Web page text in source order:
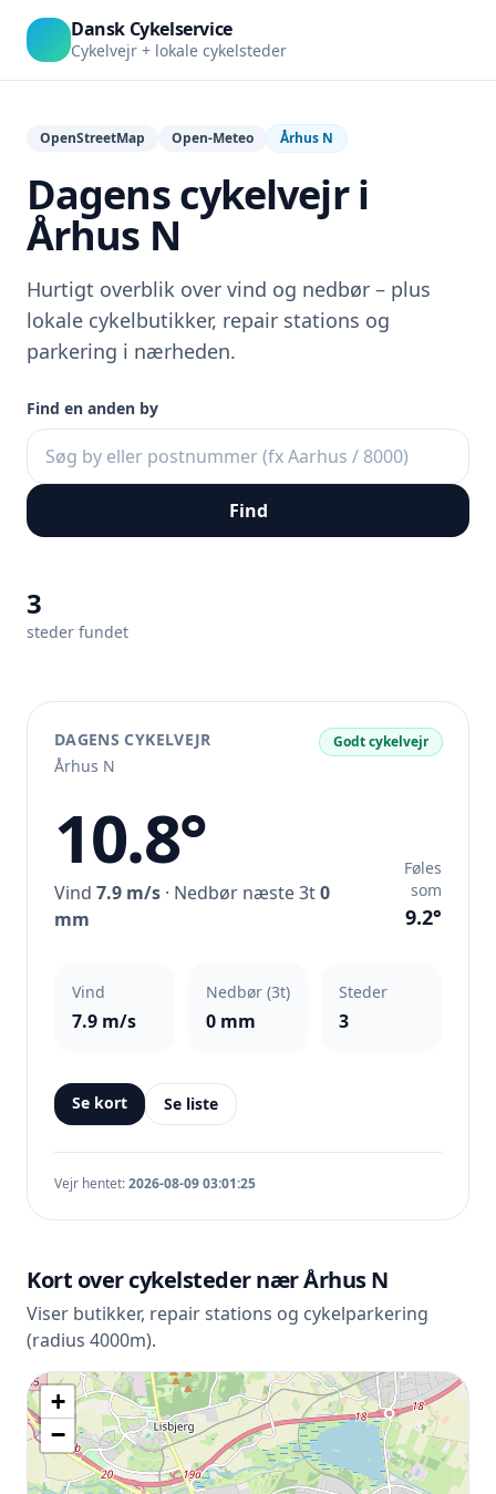
Dansk Cykelservice
Cykelvejr + lokale cykelsteder
OpenStreetMap Open-Meteo Århus N
Dagens cykelvejr i
Århus N
Hurtigt overblik over vind og nedbør – plus
lokale cykelbutikker, repair stations og
parkering i nærheden.
Find en anden by
Find
3
steder fundet
DAGENS CYKELVEJR
Århus N
Godt cykelvejr
10.8°
Vind 7.9 m/s · Nedbør næste 3t0
mm
Føles
som
9.2°
Vind
7.9 m/s
Nedbør (3t)
0 mm
Steder
3
Se kort Se liste
Vejr hentet:2026-08-09 03:01:25
Kort over cykelsteder nær Århus N
Viser butikker, repair stations og cykelparkering
(radius 4000m).
+
−